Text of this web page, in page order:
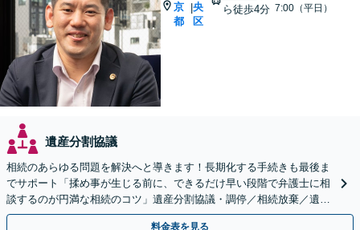
京
都
|央
区
ら徒歩4分 7:00（平日）
遺産分割協議
相続のあらゆる問題を解決へと導きます！長期化する手続きも最後ま
でサポート「揉め事が生じる前に、できるだけ早い段階で弁護士に相
談するのが円満な相続のコツ」遺産分割協議・調停／相続放棄／遺留
分／不動産相続ほか【休日・夜間面談可】
料金表を見る